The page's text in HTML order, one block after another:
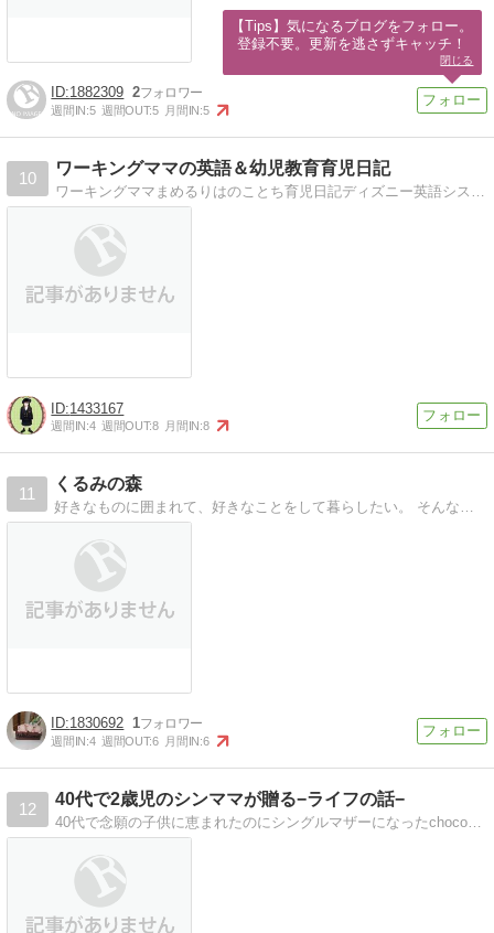
1882309 2
週間IN:5 週間OUT:5 月間IN:5
10
ワーキングママの英語＆幼児教育育児日記
ワーキングママまめるりはのことち育児日記ディズニー英語システム、こどもちゃれんじ、ヤマハ音楽教室＆英語教室と頑張ってます
1433167
週間IN:4 週間OUT:8 月間IN:8
11
くるみの森
好きなものに囲まれて、好きなことをして暮らしたい。 そんな、ワガママを綴るブログです。
1830692 1
週間IN:4 週間OUT:6 月間IN:6
12
40代で2歳児のシンママが贈る−ライフの話−
40代で念願の子供に恵まれたのにシングルマザーになったchocoの子育て、シンママライフ、ダイエットなどをお届けします。
【Tips】気になるブログをフォロー。
登録不要。更新を逃さずキャッチ！
閉じる